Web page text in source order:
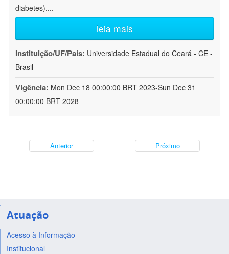
diabetes)....
leia mais
Instituição/UF/País: Universidade Estadual do Ceará - CE -
Brasil
Vigência: Mon Dec 18 00:00:00 BRT 2023-Sun Dec 31
00:00:00 BRT 2028
Anterior Próximo
Atuação
Acesso à Informação
Institucional